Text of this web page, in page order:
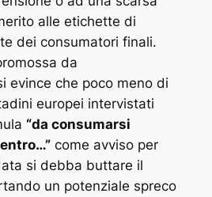
alle etichette di
dei consumatori finali.
da
evince che poco meno di
europei intervistati
“da consumarsi
come avviso per
si debba buttare il
un potenziale spreco